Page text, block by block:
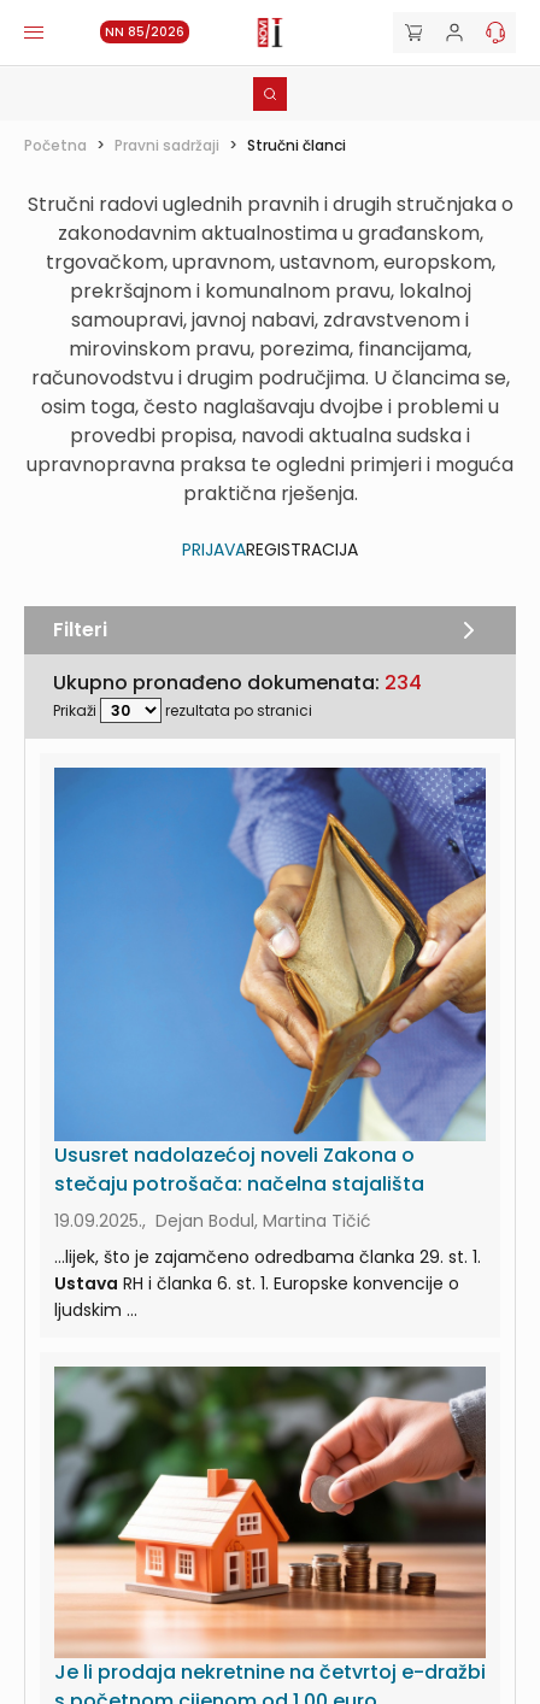
NN 85/2026
Početna > Pravni sadržaji > Stručni članci
Stručni radovi uglednih pravnih i drugih stručnjaka o
zakonodavnim aktualnostima u građanskom,
trgovačkom, upravnom, ustavnom, europskom,
prekršajnom i komunalnom pravu, lokalnoj
samoupravi, javnoj nabavi, zdravstvenom i
mirovinskom pravu, porezima, financijama,
računovodstvu i drugim područjima. U člancima se,
osim toga, često naglašavaju dvojbe i problemi u
provedbi propisa, navodi aktualna sudska i
upravnopravna praksa te ogledni primjeri i moguća
praktična rješenja.
PRIJAVAREGISTRACIJA
Ukupno pronađeno dokumenata: 234
Prikaži rezultata po stranici
Ususret nadolazećoj noveli Zakona o
stečaju potrošača: načelna stajališta
19.09.2025., Dejan Bodul, Martina Tičić
...lijek, što je zajamčeno odredbama članka 29. st. 1.
Ustava RH i članka 6. st. 1. Europske konvencije o
ljudskim ...
Je li prodaja nekretnine na četvrtoj e-dražbi
Filteri